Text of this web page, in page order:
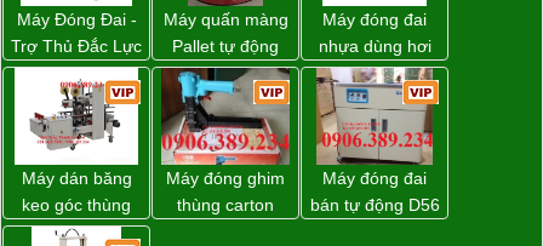
Máy Đóng Đai -
Trợ Thủ Đắc Lực
Cho Mọi Doanh
Nghiệp Trong
Khâu Đóng Gói
Máy quấn màng
Pallet tự động
WP-55 xuất xứ
Đài Loan
Máy đóng đai
nhựa dùng hơi
khí nén WP-20
Máy dán băng
keo góc thùng
carton giá tốt
Máy đóng ghim
thùng carton
Máy đóng đai
bán tự động D56